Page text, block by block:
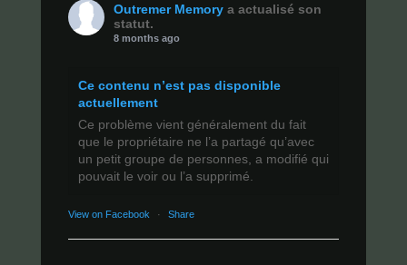
Outremer Memory a actualisé son
statut.
8 months ago
Ce contenu n’est pas disponible
actuellement
Ce problème vient généralement du fait
que le propriétaire ne l’a partagé qu’avec
un petit groupe de personnes, a modifié qui
pouvait le voir ou l’a supprimé.
View on Facebook · Share